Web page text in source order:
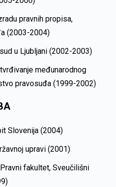
pravnih propisa,
(2003-2004)
u Ljubljani (2002-2003)
međunarodnog
pravosuđa (1999-2002)
Slovenija (2004)
upravi (2001)
fakultet, Sveučilišni